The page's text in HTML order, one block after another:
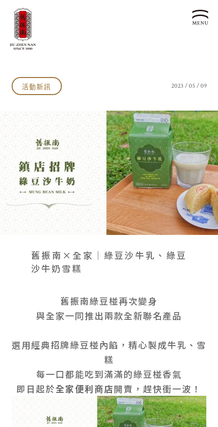
文化生活誌
24節氣文化
漢餅文化館
產品服務
企業客製贈禮區
預約品鑑
企業永續
企業永續發展 ESG
永續新聞集
利害關係人
最新消息
聯絡我們
會員禮遇 企業客製
© 2026 JIU ZHEN NAN.CO All rights reserved
活動新訊 2023 / 05 / 09
舊振南×全家｜綠豆沙牛乳、綠豆
沙牛奶雪糕
舊振南綠豆椪再次變身
與全家一同推出兩款全新聯名產品
選用經典招牌綠豆椪內餡，精心製成牛乳、雪
糕
每一口都能吃到滿滿的綠豆椪香氣
即日起於全家便利商店開賣，趕快衝一波！